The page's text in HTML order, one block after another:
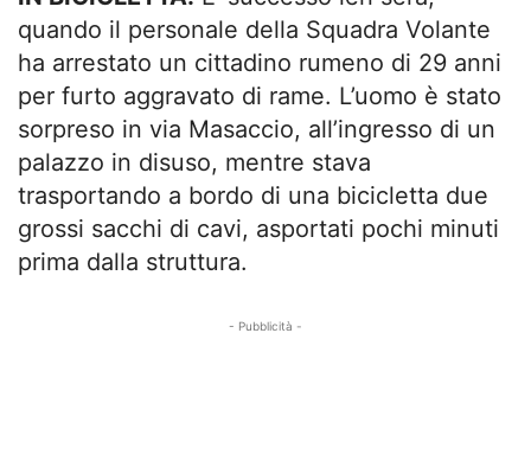
quando il personale della Squadra Volante
ha arrestato un cittadino rumeno di 29 anni
per furto aggravato di rame. L’uomo è stato
sorpreso in via Masaccio, all’ingresso di un
palazzo in disuso, mentre stava
trasportando a bordo di una bicicletta due
grossi sacchi di cavi, asportati pochi minuti
prima dalla struttura.
- Pubblicità -